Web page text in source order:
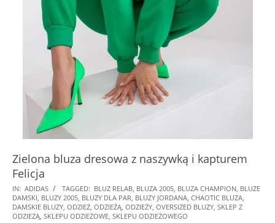
Zielona bluza dresowa z naszywką i kapturem
Felicja
2025-
08-
31
IN: ADIDAS TAGGED: BLUZ RELAB BLUZA 2005 BLUZA CHAMPION BLUZE
DAMSKI BLUZY 2005 BLUZY DLA PAR BLUZY JORDANA CHAOTIC BLUZA
DAMSKIE BLUZY ODZIEŻ ODZIEŻĄ ODZIEŻY OVERSIZED BLUZY SKLEP Z
ODZIEŻĄ SKLEPU ODZIEŻOWE SKLEPU ODZIEŻOWEGO